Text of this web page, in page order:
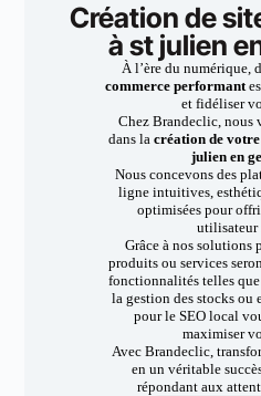
Création de
à st julien
À l’ère du numérique,
commerce performant
et fidéliser
Chez Brandeclic, nous
dans la création de votre
julien en
Nous concevons des
ligne intuitives,
optimisées pour
utilisateur
Grâce à nos solutions
produits ou services
fonctionnalités telles
la gestion des stocks ou
pour le SEO local
maximiser
Avec Brandeclic,
en un véritable
répondant aux